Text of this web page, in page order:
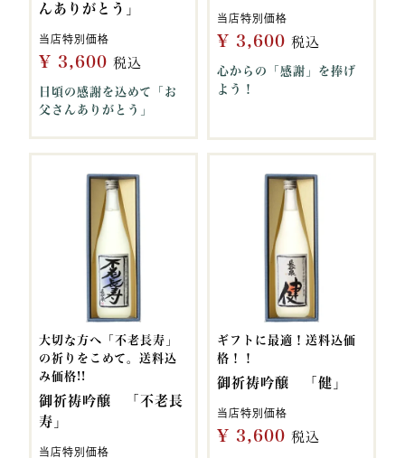
んありがとう」
当店特別価格
¥ 3,600 税込
日頃の感謝を込めて「お
父さんありがとう」
当店特別価格
¥ 3,600 税込
心からの「感謝」を捧げ
よう！
大切な方へ「不老長寿」
の祈りをこめて。送料込
み価格!!
御祈祷吟醸 「不老長
寿」
当店特別価格
ギフトに最適！送料込価
格！！
御祈祷吟醸 「健」
当店特別価格
¥ 3,600 税込